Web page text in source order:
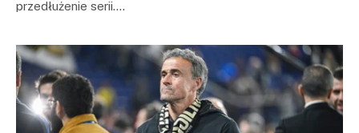
przedłużenie serii.…